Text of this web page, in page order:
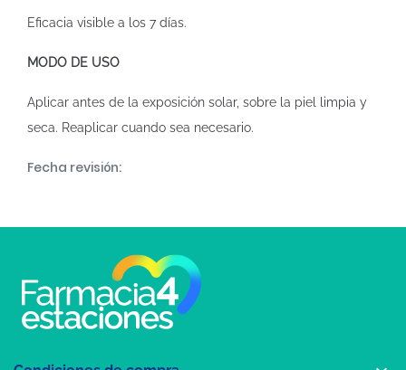
Eficacia visible a los 7 días.
MODO DE USO
Aplicar antes de la exposición solar, sobre la piel limpia y
seca. Reaplicar cuando sea necesario.
Fecha revisión: